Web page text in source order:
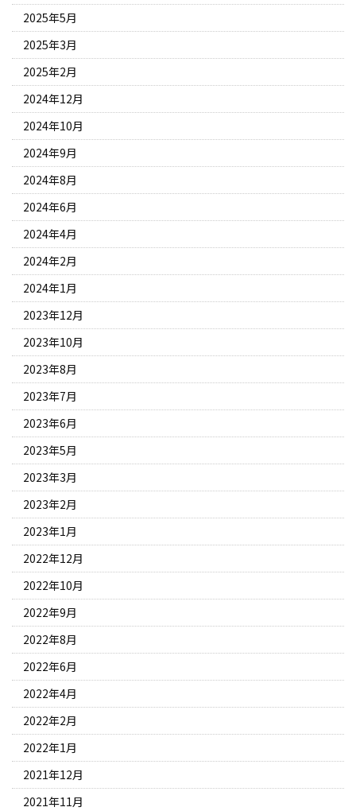
2025年5月
2025年3月
2025年2月
2024年12月
2024年10月
2024年9月
2024年8月
2024年6月
2024年4月
2024年2月
2024年1月
2023年12月
2023年10月
2023年8月
2023年7月
2023年6月
2023年5月
2023年3月
2023年2月
2023年1月
2022年12月
2022年10月
2022年9月
2022年8月
2022年6月
2022年4月
2022年2月
2022年1月
2021年12月
2021年11月